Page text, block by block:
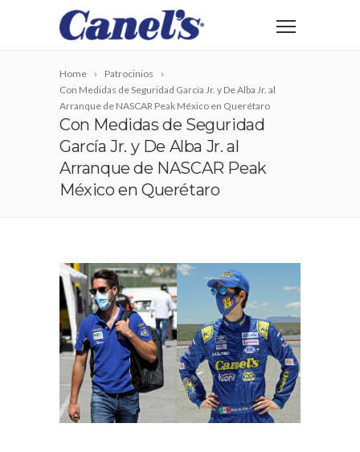
Home
Patrocinios
Con Medidas de Seguridad García Jr. y De Alba Jr. al
Arranque de NASCAR Peak México en Querétaro
Con Medidas de Seguridad
García Jr. y De Alba Jr. al
Arranque de NASCAR Peak
México en Querétaro